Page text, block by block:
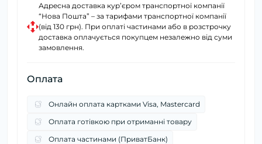
Адресна доставка курʼєром транспортної компанії
“Нова Пошта” – за тарифами транспортної компанії
(від 130 грн). При оплаті частинами або в розстрочку
доставка оплачується покупцем незалежно від суми
замовлення.
Оплата
Онлайн оплата картками Visa, Mastercard
Оплата готівкою при отриманні товару
Оплата частинами (ПриватБанк)